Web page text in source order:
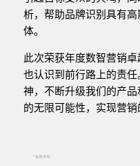
析，帮助品牌识别具有
体。
此次荣获年度数智营销卓
也认识到前行路上的责
神，不断升级我们的产
的无限可能性，实现营销